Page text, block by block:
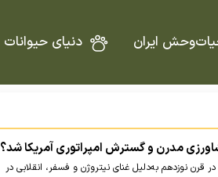
ایران دنیای حیوانات
مدرن و گسترش امپراتوری آمریکا شد؟
قرن نوزدهم به‌دلیل غنای نیتروژن و فسفر، انقلابی در